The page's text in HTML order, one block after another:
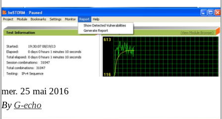
mer. 25 mai 2016
By G-echo